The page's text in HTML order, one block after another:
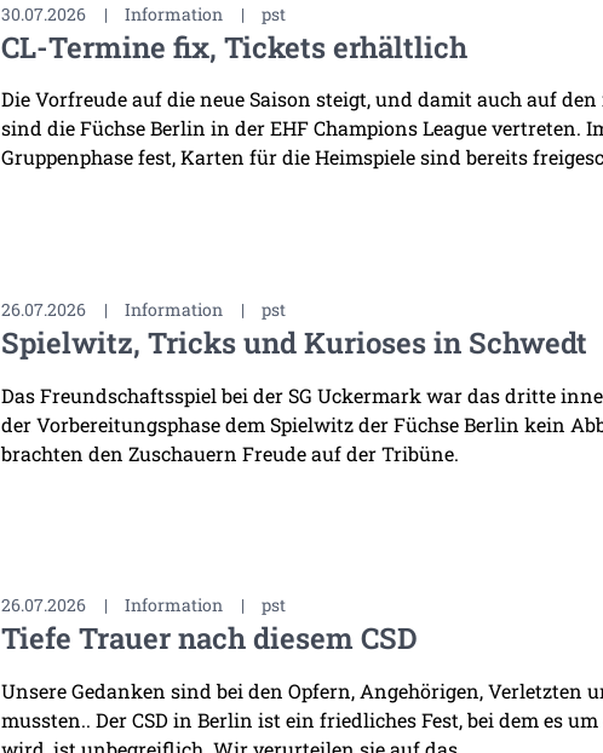
30.07.2026 | Information | pst
CL-Termine fix, Tickets erhältlich
Die Vorfreude auf die neue Saison steigt, und damit auch auf
sind die Füchse Berlin in der EHF Champions League vertreten.
Gruppenphase fest, Karten für die Heimspiele sind bereits
26.07.2026 | Information | pst
Spielwitz, Tricks und Kurioses in Schwedt
Das Freundschaftsspiel bei der SG Uckermark war das dritte
der Vorbereitungsphase dem Spielwitz der Füchse Berlin kein
brachten den Zuschauern Freude auf der Tribüne.
26.07.2026 | Information | pst
Tiefe Trauer nach diesem CSD
Unsere Gedanken sind bei den Opfern, Angehörigen, Verletzten
mussten.. Der CSD in Berlin ist ein friedliches Fest, bei dem es